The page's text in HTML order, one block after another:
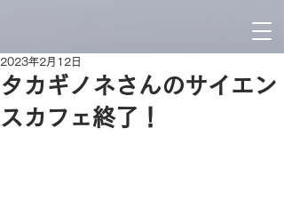
タカギノネさんのサイエン
スカフェ終了！
2023年2月12日